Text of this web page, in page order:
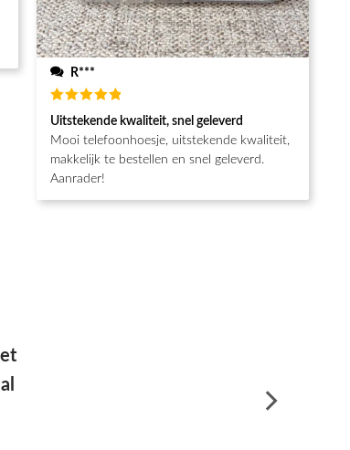
R***
Waardering
5uit 5
Uitstekende kwaliteit, snel geleverd
Mooi telefoonhoesje, uitstekende kwaliteit,
makkelijk te bestellen en snel geleverd.
Aanrader!